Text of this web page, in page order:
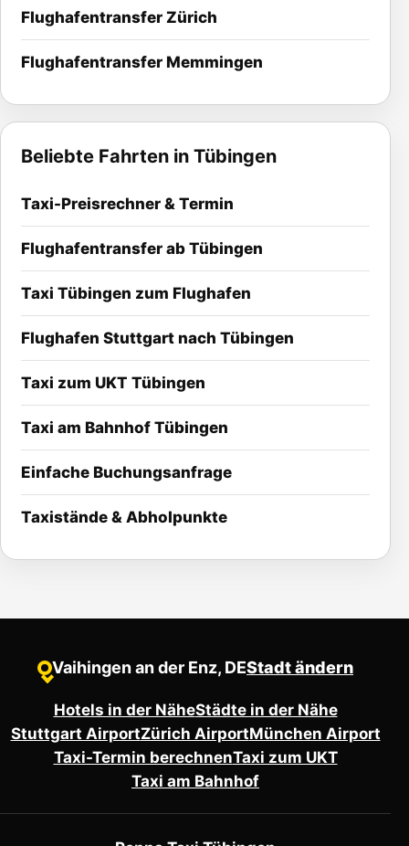
Flughafentransfer Zürich
Flughafentransfer Memmingen
Beliebte Fahrten in Tübingen
Taxi-Preisrechner & Termin
Flughafentransfer ab Tübingen
Taxi Tübingen zum Flughafen
Flughafen Stuttgart nach Tübingen
Taxi zum UKT Tübingen
Taxi am Bahnhof Tübingen
Einfache Buchungsanfrage
Taxistände & Abholpunkte
●Vaihingen an der Enz, DEStadt ändern
Hotels in der NäheStädte in der Nähe
Stuttgart AirportZürich AirportMünchen Airport
Taxi-Termin berechnenTaxi zum UKT
Taxi am Bahnhof